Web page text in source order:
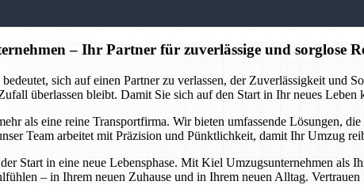
– Ihr Partner für zuverlässige und sorglose
sich auf einen Partner zu verlassen, der Zuverlässigkeit und
überlassen bleibt. Damit Sie sich auf den Start in Ihr neues
als eine reine Transportfirma. Wir bieten umfassende Lösungen,
Team arbeitet mit Präzision und Pünktlichkeit, damit Ihr Umzug
Start in eine neue Lebensphase. Mit Kiel Umzugsunternehmen als
– in Ihrem neuen Zuhause und in Ihrem neuen Alltag.